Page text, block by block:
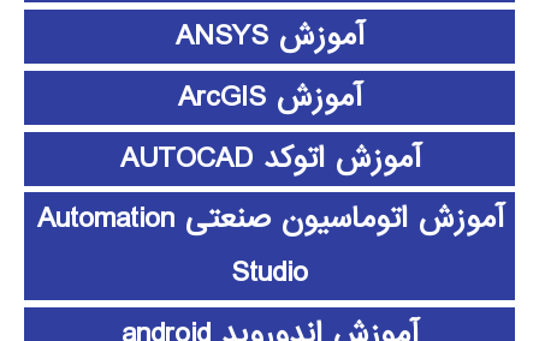
آموزش ANSYS
آموزش ArcGIS
آموزش اتوکد AUTOCAD
آموزش اتوماسیون صنعتی Automation
Studio